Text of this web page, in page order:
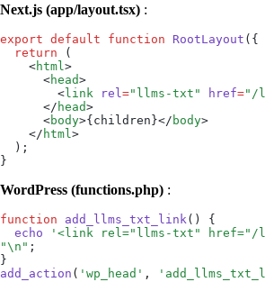
Next.js (app/layout.tsx) :
export default function RootLayout ( {
  return
(
    <
html>
      <
head>
        <
link rel=" llms-txt " href=" /
      </
head>
      <
body>{ children }</ body>
    </
html>
  );
}
WordPress (functions.php) :
function add_llms_txt_link()
{
  echo
' <link rel="llms-txt" href="/
"\n " ;
}
add_action ( ' wp_head ' , '